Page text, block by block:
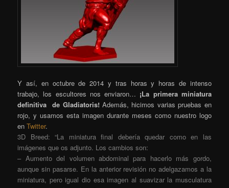
Y así, en octubre de 2014 y tras horas y horas de intenso
trabajo, los escultores nos enviaron… ¡La primera miniatura
definitiva de Gladiatoris! Además, hicimos varias pruebas en
rojo, y usamos esta imagen durante meses como nuestro logo
enTwitter.
3D Breed: “La miniatura final debería quedar como en las
imágenes que os adjunto. Los cambios son:
– Aumento del volumen abdominal para hacerlo más gordo,
aunque sin pasarse. En la anterior revisión no adelgazamos a la
miniatura, pero igual dio esa imagen al suavizar la musculatura